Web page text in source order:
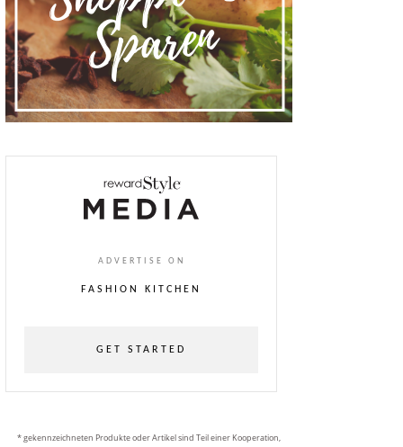
ADVERTISE ON
FASHION KITCHEN
GET STARTED
* gekennzeichneten Produkte oder Artikel sind Teil einer Kooperation,